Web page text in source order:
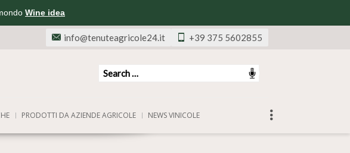
Wine idea
+39 375 5602855
info@tenuteagricole24.it
PRODOTTI DA AZIENDE AGRICOLE NEWS VINICOLE